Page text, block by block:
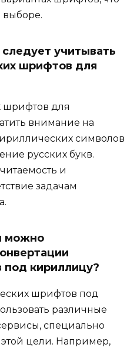
выборе.
учитывать
шрифтов для
шрифтов для
внимание на
символов
русских букв.
и
задачам
можно
под кириллицу?
шрифтов под
различные
специально
цели. Например,